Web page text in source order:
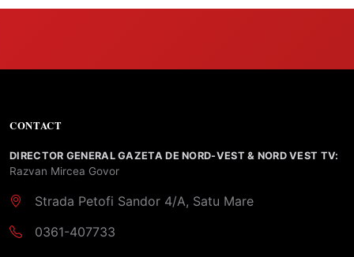
CONTACT
DIRECTOR GENERAL GAZETA DE NORD-VEST & NORD VEST TV:
Razvan Mircea Govor
Strada Petofi Sandor 4/A, Satu Mare
0361-407733